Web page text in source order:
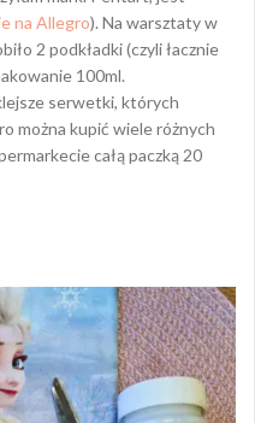
na Allegro). Na warsztaty w
2 podkładki (czyli łacznie
100ml.
serwetki, których
można kupić wiele różnych
całą paczką 20